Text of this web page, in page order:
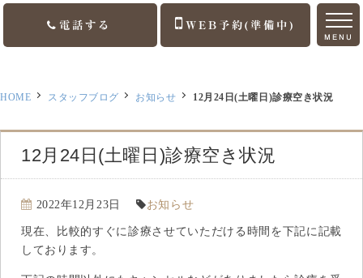
電話する WEB予約(準備中)
MENU
診療案内
医院案内
HOME スタッフブログ お知らせ 12月24日(土曜日)診療空き状況
12月24日(土曜日)診療空き状況
2022年12月23日 お知らせ
現在、比較的すぐに診療させていただける時間を下記に記載
しております。